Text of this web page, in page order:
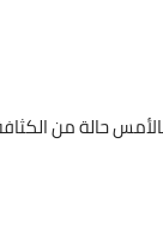
حالة من